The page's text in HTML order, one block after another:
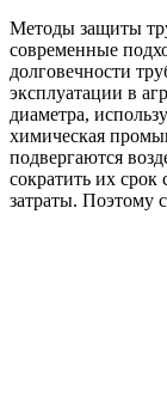
Методы защиты
современные
долговечности
эксплуатации в
диаметра,
химическая
подвергаются
сократить их
затраты. Поэтому